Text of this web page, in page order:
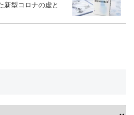
新型コロナの虚と